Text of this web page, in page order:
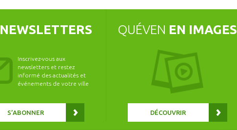
NEWSLETTERS
Inscrivez-vous aux
newsletters et restez
informé des actualités et
événements de votre ville
S’ABONNER
QUÉVEN EN IMAGES
DÉCOUVRIR